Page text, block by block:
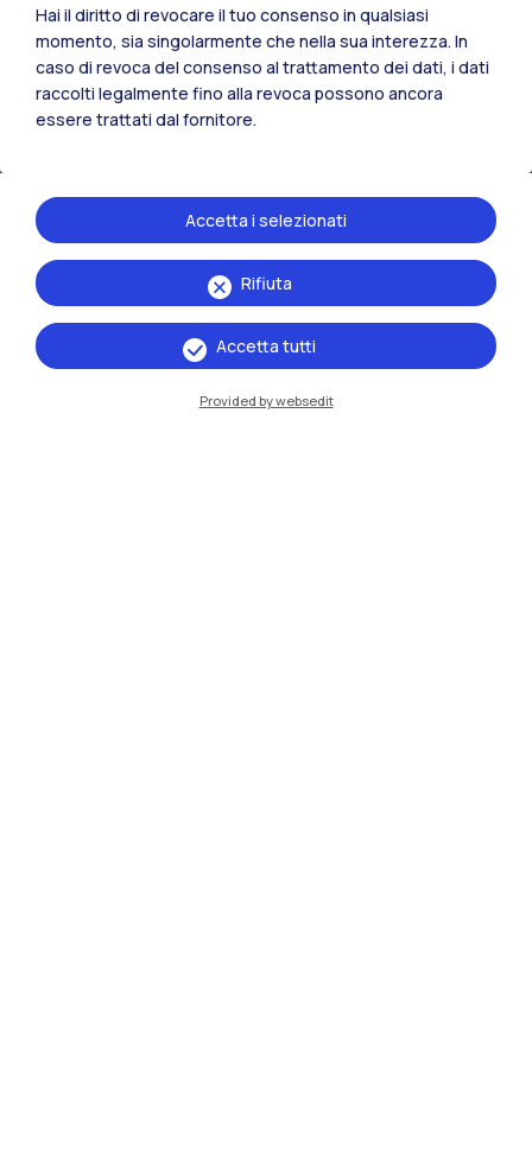
1°
In Italia
87°
Nel mondo
Numeri
Le scuole
Hai il diritto di revocare il tuo consenso in qualsiasi
momento, sia singolarmente che nella sua interezza. In
caso di revoca del consenso al trattamento dei dati, i dati
raccolti legalmente fino alla revoca possono ancora
essere trattati dal fornitore.
Rifiuta
Accetta i selezionati
Accetta tutti
Provided by websedit